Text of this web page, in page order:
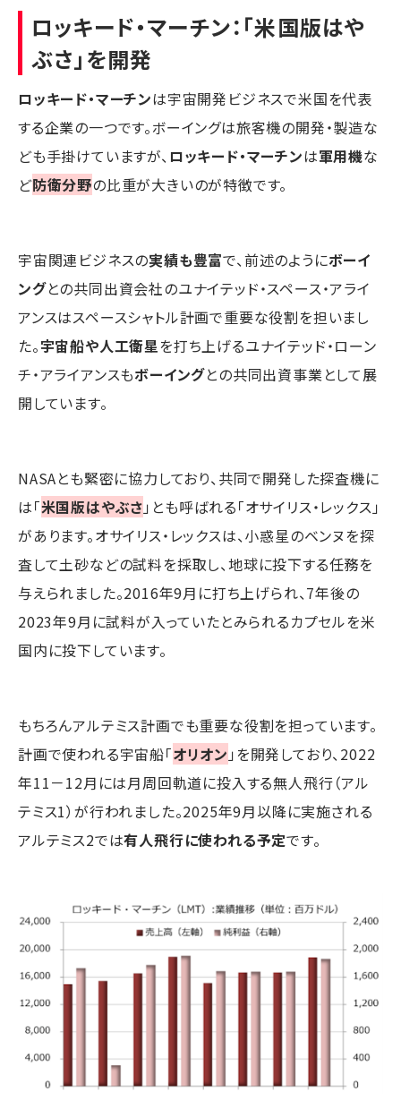
ロッキード・マーチン：「米国版はや
ぶさ」を開発
ロッキード・マーチンは宇宙開発ビジネスで米国を代表
する企業の一つです。ボーイングは旅客機の開発・製造な
ども手掛けていますが、 ロッキード・マーチンは軍用機な
ど防衛分野の比重が大きいのが特徴です。
宇宙関連ビジネスの実績も豊富で、前述のようにボーイ
ングとの共同出資会社のユナイテッド・スペース・アライ
アンスはスペースシャトル計画で重要な役割を担いまし
た。宇宙船や人工衛星を打ち上げるユナイテッド・ローン
チ・アライアンスもボーイングとの共同出資事業として展
開しています。
NASAとも緊密に協力しており、共同で開発した探査機に
は「米国版はやぶさ 」とも呼ばれる「オサイリス・レックス」
があります。オサイリス・レックスは、小惑星のベンヌを探
査して土砂などの試料を採取し、地球に投下する任務を
与えられました。2016年9月に打ち上げられ、7年後の
2023年9月に試料が入っていたとみられるカプセルを米
国内に投下しています。
もちろんアルテミス計画でも重要な役割を担っています。
計画で使われる宇宙船「オリオン 」を開発しており、2022
年11－12月には月周回軌道に投入する無人飛行（アル
テミス1）が行われました。2025年9月以降に実施される
アルテミス2では有人飛行に使われる予定です。